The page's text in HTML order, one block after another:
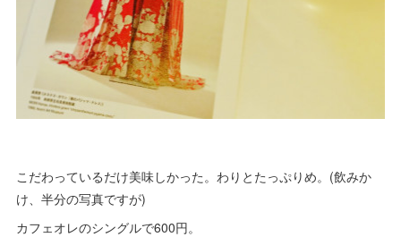
こだわっているだけ美味しかった。わりとたっぷりめ。(飲みか
け、半分の写真ですが)
カフェオレのシングルで600円。